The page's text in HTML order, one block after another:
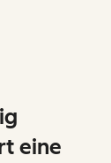
eine